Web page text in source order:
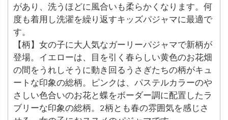
があり、洗うほどに風合いも柔らかくなります。何
度も着用し洗濯を繰り返すキッズパジャマに最適で
す。
【柄】女の子に大人気なガーリーパジャマで新柄が
登場。イエローは、目を引く春らしい黄色のお花畑
の間をうれしそうに動き回るうさぎたちの柄がキュ
ートな印象の総柄。ピンクは、パステルカラーのや
さしい色合いのお花と蝶をボーダー調に配置したラ
ブリーな印象の総柄。2柄とも春の雰囲気を感じさ